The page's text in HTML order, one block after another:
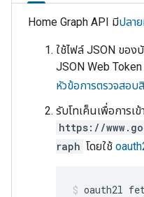
Home Graph API มีปลา
ใช้ไฟล์ JSON ของ
JSON Web
หัวข้อการตรวจสอ
รับโทเค็นเพื่อการเ
https://
raph โดยใช้
oauth2l